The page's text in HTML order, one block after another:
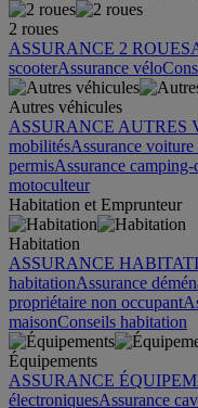
2 roues
ASSURANCE 2 ROUES
scooterAssurance vélo
Autres véhicules
ASSURANCE AUTRES
mobilitésAssurance
permisAssurance camping-
motoculteur
Habitation et Emprunteur
Habitation
ASSURANCE
habitationAssurance
propriétaire non occupant
maisonConseils habitation
Équipements
ASSURANCE
électroniquesAssurance